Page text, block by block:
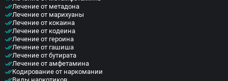
Лечение от метадона
Лечение от марихуаны
Лечение от кокаина
Лечение от кодеина
Лечение от героина
Лечение от гашиша
Лечение от бутирата
Лечение от амфетамина
Кодирование от наркомании